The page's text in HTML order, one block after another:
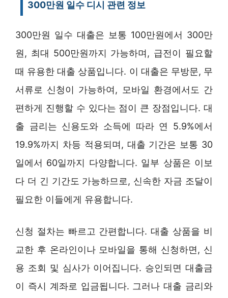
300만원 일수 디시 관련 정보
300만원 일수 대출은 보통 100만원에서 300만
원, 최대 500만원까지 가능하며, 급전이 필요할
때 유용한 대출 상품입니다. 이 대출은 무방문, 무
서류로 신청이 가능하여, 모바일 환경에서도 간
편하게 진행할 수 있다는 점이 큰 장점입니다. 대
출 금리는 신용도와 소득에 따라 연 5.9%에서
19.9%까지 차등 적용되며, 대출 기간은 보통 30
일에서 60일까지 다양합니다. 일부 상품은 이보
다 더 긴 기간도 가능하므로, 신속한 자금 조달이
필요한 이들에게 유용합니다.
신청 절차는 빠르고 간편합니다. 대출 상품을 비
교한 후 온라인이나 모바일을 통해 신청하면, 신
용 조회 및 심사가 이어집니다. 승인되면 대출금
이 즉시 계좌로 입금됩니다. 그러나 대출 금리와